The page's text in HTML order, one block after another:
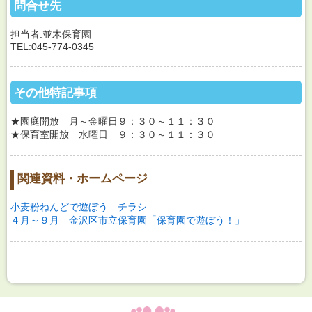
問合せ先
担当者:並木保育園
TEL:045-774-0345
その他特記事項
★園庭開放 月～金曜日９：３０～１１：３０
★保育室開放 水曜日 ９：３０～１１：３０
関連資料・ホームページ
小麦粉ねんどで遊ぼう チラシ
４月～９月 金沢区市立保育園「保育園で遊ぼう！」